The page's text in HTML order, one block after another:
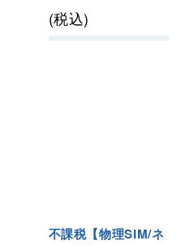
(税込)
不課税【物理SIM/ネ